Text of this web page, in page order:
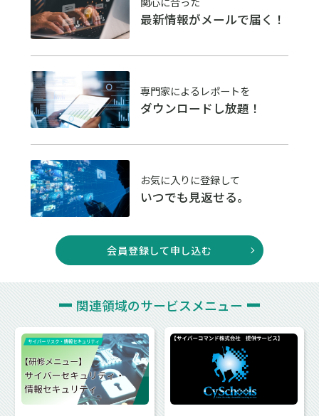
最新情報がメールで届く！
専門家によるレポートを
ダウンロードし放題！
お気に入りに登録して
いつでも見返せる。
会員登録して申し込む
関連領域のサービスメニュー